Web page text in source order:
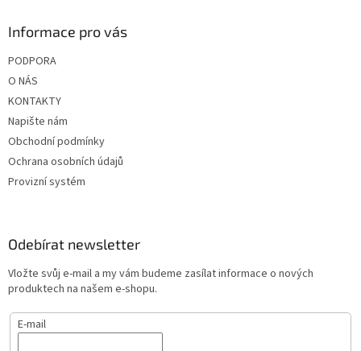
Informace pro vás
PODPORA
O NÁS
KONTAKTY
Napište nám
Obchodní podmínky
Ochrana osobních údajů
Provizní systém
Odebírat newsletter
Vložte svůj e-mail a my vám budeme zasílat informace o nových
produktech na našem e-shopu.
E-mail